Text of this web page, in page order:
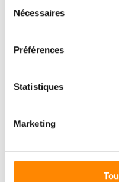
Nécessaires
Préférences
Statistiques
Marketing